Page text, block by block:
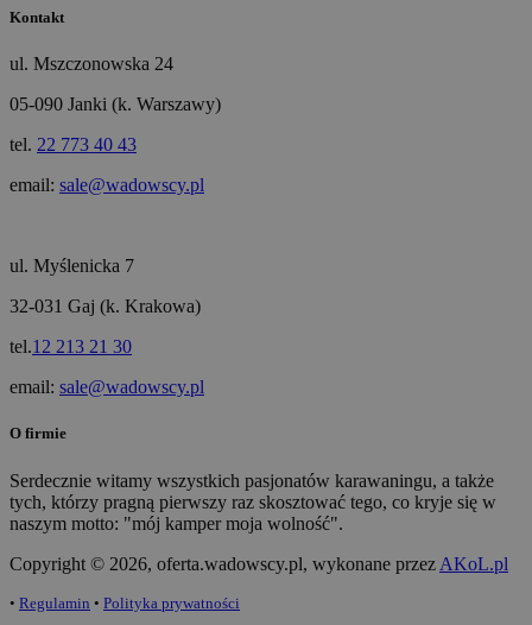
Kontakt
ul. Mszczonowska 24
05-090 Janki (k. Warszawy)
tel. 22 773 40 43
email: sale@wadowscy.pl
ul. Myślenicka 7
32-031 Gaj (k. Krakowa)
tel.12 213 21 30
email: sale@wadowscy.pl
O firmie
Serdecznie witamy wszystkich pasjonatów karawaningu, a także
tych, którzy pragną pierwszy raz skosztować tego, co kryje się w
naszym motto: "mój kamper moja wolność".
Copyright © 2026, oferta.wadowscy.pl, wykonane przez AKoL.pl
• Regulamin • Polityka prywatności